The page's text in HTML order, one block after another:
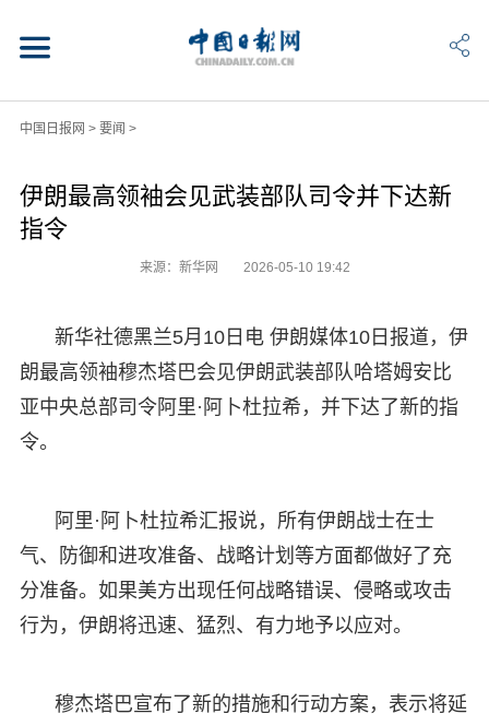
中国日报网 > 要闻 >
伊朗最高领袖会见武装部队司令并下达新
指令
来源：新华网 2026-05-10 19:42
新华社德黑兰5月10日电 伊朗媒体10日报道，伊
朗最高领袖穆杰塔巴会见伊朗武装部队哈塔姆安比
亚中央总部司令阿里·阿卜杜拉希，并下达了新的指
令。
阿里·阿卜杜拉希汇报说，所有伊朗战士在士
气、防御和进攻准备、战略计划等方面都做好了充
分准备。如果美方出现任何战略错误、侵略或攻击
行为，伊朗将迅速、猛烈、有力地予以应对。
穆杰塔巴宣布了新的措施和行动方案，表示将延